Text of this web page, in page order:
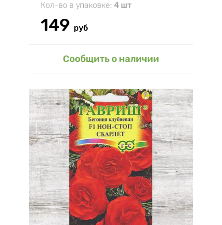
Кол-во в упаковке: 4 шт
149 руб
Сообщить о наличии